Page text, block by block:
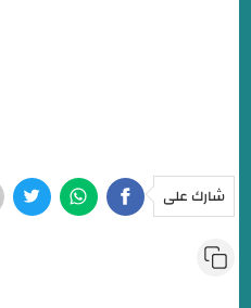
شارك على